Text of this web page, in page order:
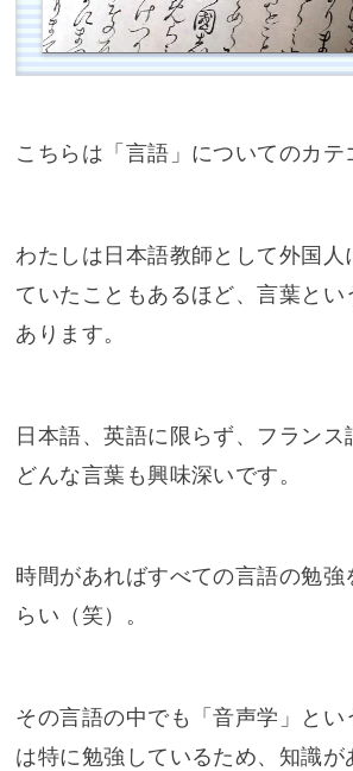
こちらは「言語」についてのカテ
わたしは日本語教師として外国人
ていたこともあるほど、言葉とい
あります。
日本語、英語に限らず、フランス
どんな言葉も興味深いです。
時間があればすべての言語の勉強
らい（笑）。
その言語の中でも「音声学」とい
は特に勉強しているため、知識が